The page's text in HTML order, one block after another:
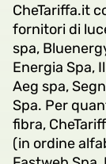
CheTariffa.it
fornitori di
spa,
Energia Spa,
Aeg spa,
Spa. Per
fibra,
(in ordine